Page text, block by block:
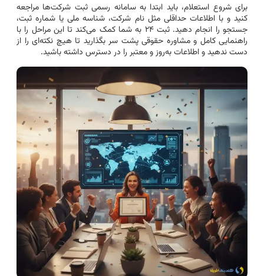
برای شروع استعلام، باید ابتدا به سامانه رسمی ثبت شرکت‌ها مراجعه
کنید و با اطلاعات حداقلی مثل نام شرکت، شناسه ملی یا شماره ثبت،
جستجو را انجام دهید. ثبت ۲۴ به شما کمک می‌کند تا این مراحل را با
راهنمایی کامل و مشاوره حقوقی پشت سر بگذارید تا هیچ نکته‌ای را از
دست ندهید و اطلاعات به‌روز و معتبر را در دسترس داشته باشید.